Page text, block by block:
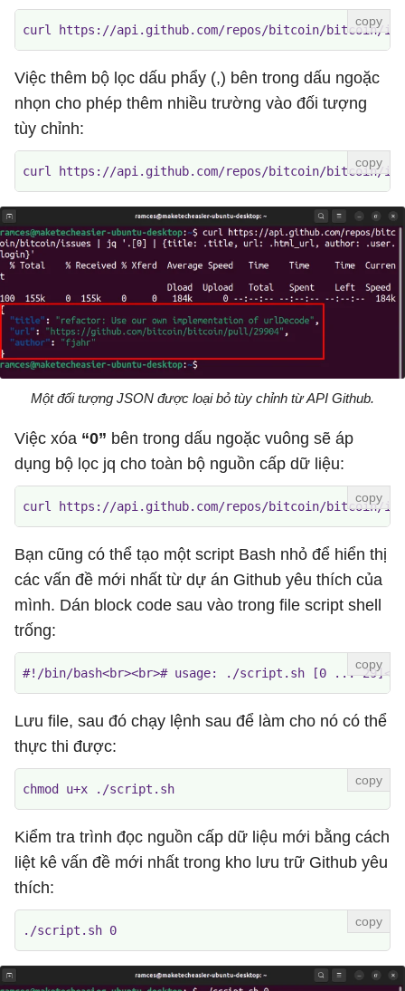
curl https://api.github.com/repos/bitcoin/
Việc thêm bộ lọc dấu phẩy (,) bên trong dấu ngoặc
nhọn cho phép thêm nhiều trường vào đối tượng
tùy chỉnh:
curl https://api.github.com/repos/bitcoin/
Một đối tượng JSON được loại bỏ tùy chỉnh từ API Github.
Việc xóa “0” bên trong dấu ngoặc vuông sẽ áp
dụng bộ lọc jq cho toàn bộ nguồn cấp dữ liệu:
curl https://api.github.com/repos/bitcoin/
Bạn cũng có thể tạo một script Bash nhỏ để hiển thị
các vấn đề mới nhất từ dự án Github yêu thích của
mình. Dán block code sau vào trong file script shell
trống:
#!/bin/bash<br><br># usage: ./script.sh [0 ...
Lưu file, sau đó chạy lệnh sau để làm cho nó có thể
thực thi được:
chmod u+x ./script.sh
Kiểm tra trình đọc nguồn cấp dữ liệu mới bằng cách
liệt kê vấn đề mới nhất trong kho lưu trữ Github yêu
thích:
./script.sh 0